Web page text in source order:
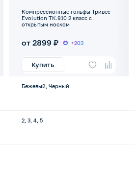
Компрессионные гольфы Тривес
Evolution ТК.910 2 класс с
открытым носком
от 2899 ₽ +203
Купить
Бежевый, Черный
2, 3, 4, 5